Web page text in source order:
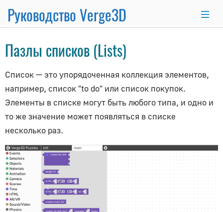
Руководство Verge3D
Blender 3ds Max
Начало работы
Руководство для начинающих
Пазлы
Структура проекта
Установка обновлений
Методы оптимизации
Пазлы списков (Lists)
Список — это упорядоченная коллекция элементов,
например, список "to do" или список покупок.
Элементы в списке могут быть любого типа, и одно и
то же значение может появляться в списке
несколько раз.